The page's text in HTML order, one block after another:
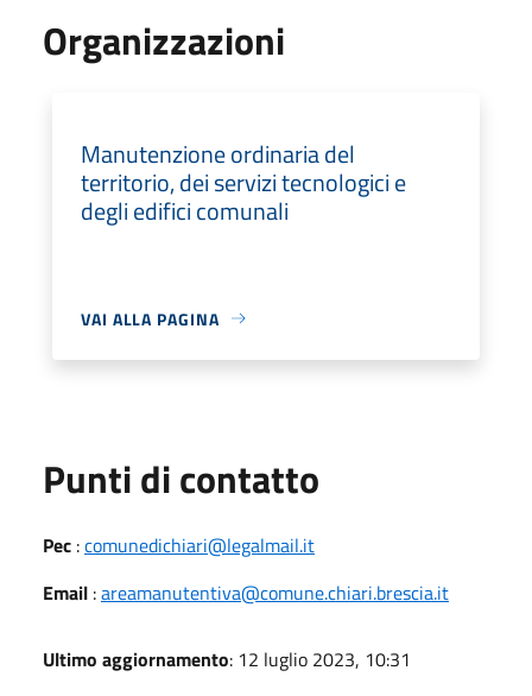
Organizzazioni
Manutenzione ordinaria del
territorio, dei servizi tecnologici e
degli edifici comunali
VAI ALLA PAGINA
Punti di contatto
Pec :comunedichiari@legalmail.it
Email :areamanutentiva@comune.chiari.brescia.it
Ultimo aggiornamento: 12 luglio 2023, 10:31